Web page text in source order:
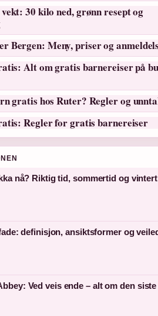
30 kilo ned, grønn resept og
Bergen: Meny, priser og
Alt om gratis barnereiser på
gratis hos Ruter? Regler og
Regler for gratis barnereiser
nå? Riktig tid, sommertid og
definisjon, ansiktsformer og
Ved veis ende – alt om den